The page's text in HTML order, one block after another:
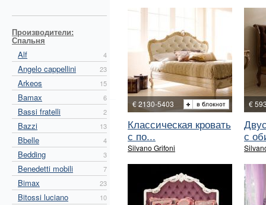
Производители:
Спальня
Alf
4
Angelo cappellini 23
Arkeos 15
Bamax 6
Bassi fratelli 2
Bazzi 13
Bbelle 4
Bedding 3
Benedetti mobili 7
Bimax 23
Bitossi luciano 10
€ 2130-5403
Классическая кровать
с по...
Silvano Grifoni
€
с